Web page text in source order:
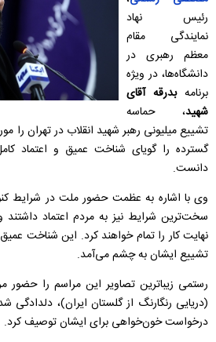
رئیس نهاد
نمایندگی مقام
معظم رهبری در
دانشگاه‌ها، در ویژه
برنامهبدرقه آقای
شهید، حماسه‌
تشییع میلیونی رهبر شهید انقلاب در تهران را
گسترده را گویای شناخت عمیق و اعتماد
دانست.
وی با اشاره به عظمت حضور ملت در شرایط
سخت‌ترین شرایط نیز به مردم اعتماد
نهایت کار را تمام خواهند کرد. این شناخت
تشییع ایشان به چشم می‌آمد.
رستمی زیباترین تصاویر این مراسم را حضور
(دریایی رنگارنگ از گلستان ایران)، دلدادگی
درخواست خون‌خواهی برای ایشان توصیف کرد.